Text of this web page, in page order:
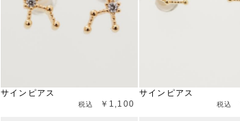
サインピアス
￥1,100
サインピアス